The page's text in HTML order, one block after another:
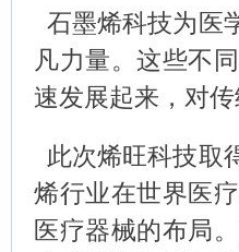
石墨烯科技为医
凡力量。这些不
速发展起来，对
此次烯旺科技取
烯行业在世界医
医疗器械的布局